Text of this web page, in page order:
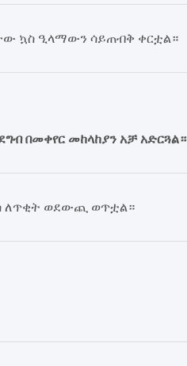
ኳስ ዒላማውን ሳይጠብቅ ቀርቷል።
በመቀየር መከላከያን አቻ አድርጓል።
ለጥቂት ወደውጪ ወጥቷል።